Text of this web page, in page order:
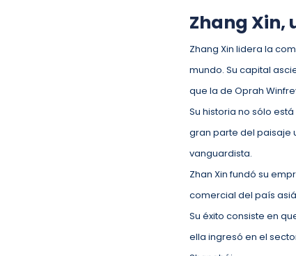
Zhang
Zhang Xin lidera la
mundo. Su capital
que la de Oprah
Su historia no sólo
gran parte del paisaje
vanguardista.
Zhan Xin fundó su
comercial del país
Su éxito consiste en
ella ingresó en el